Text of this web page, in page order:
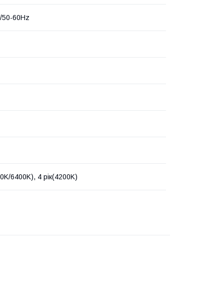
50-60Hz
6400K), 4 рік(4200K)